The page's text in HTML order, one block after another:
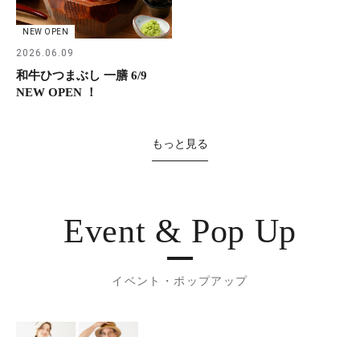
NEW OPEN
2026.06.09
和牛ひつまぶし 一膳 6/9
NEW OPEN ！
もっと見る
Event & Pop Up
イベント・ポップアップ